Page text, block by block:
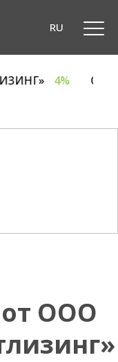
RU
4%
ООО